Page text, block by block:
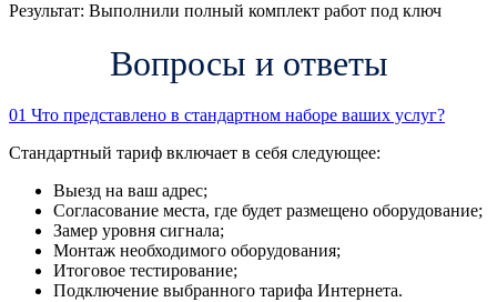
Результат: Выполнили полный комплект работ под ключ
Вопросы и ответы
01 Что представлено в стандартном наборе ваших услуг?
Стандартный тариф включает в себя следующее:
Выезд на ваш адрес;
Согласование места, где будет размещено оборудование;
Замер уровня сигнала;
Монтаж необходимого оборудования;
Итоговое тестирование;
Подключение выбранного тарифа Интернета.